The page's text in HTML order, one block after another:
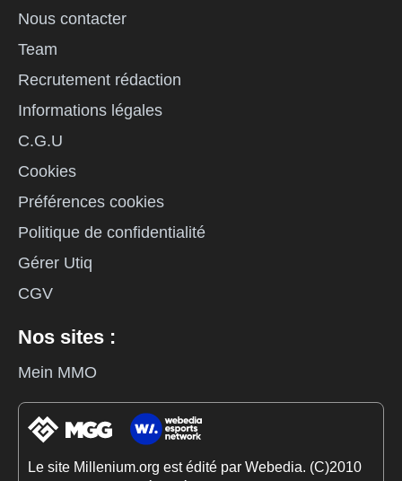
Nous contacter
Team
Recrutement rédaction
Informations légales
C.G.U
Cookies
Préférences cookies
Politique de confidentialité
Gérer Utiq
CGV
Nos sites :
Mein MMO
Le site Millenium.org est édité par Webedia. (C)2010